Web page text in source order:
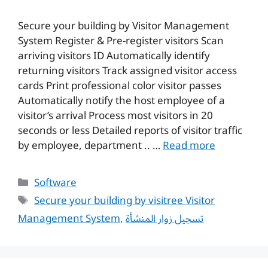
Secure your building by Visitor Management
System Register & Pre-register visitors Scan
arriving visitors ID Automatically identify
returning visitors Track assigned visitor access
cards Print professional color visitor passes
Automatically notify the host employee of a
visitor’s arrival Process most visitors in 20
seconds or less Detailed reports of visitor traffic
by employee, department .. …Read more
Categories
Software
Tags
Secure your building by visitree Visitor
Management System,تسجيل زوار المنشأة